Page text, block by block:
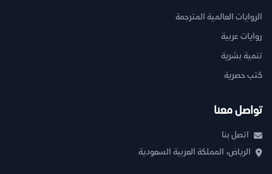
الروايات العالمية المترجمة
روايات عربية
تنمية بشرية
كتب حصرية
تواصل معنا
اتصل بنا
الرياض، المملكة العربية السعودية